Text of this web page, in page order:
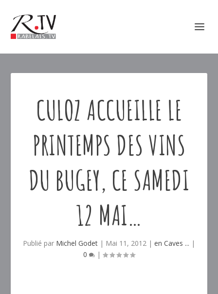
CULOZ ACCUEILLE LE
PRINTEMPS DES VINS
DU BUGEY, CE SAMEDI
12 MAI…
Publié par Michel Godet | Mai 11, 2012 | en Caves ... |
0
|